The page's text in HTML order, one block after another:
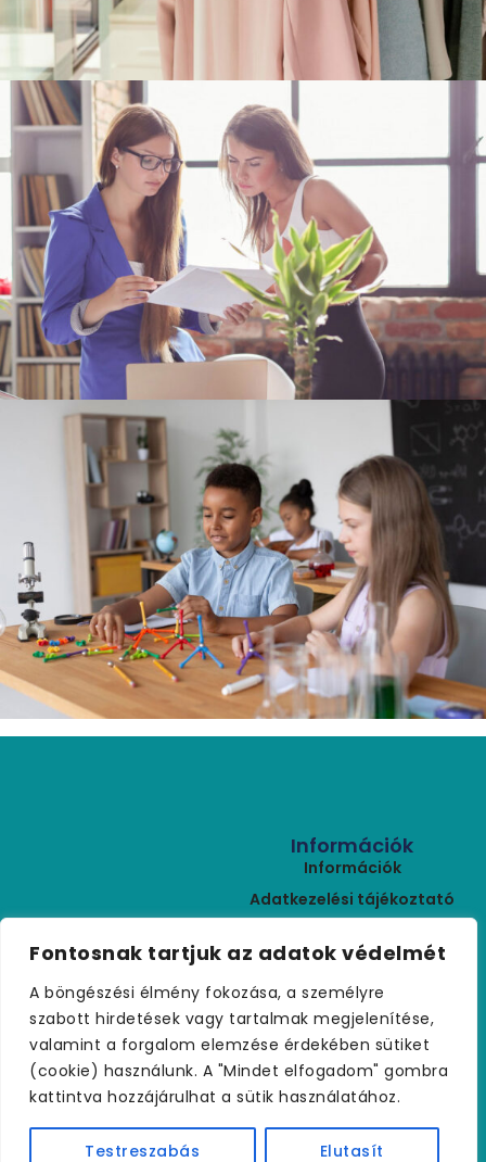
Fontosnak tartjuk az adatok védelmét
A böngészési élmény fokozása, a személyre
szabott hirdetések vagy tartalmak megjelenítése,
valamint a forgalom elemzése érdekében sütiket
(cookie) használunk. A "Mindet elfogadom" gombra
kattintva hozzájárulhat a sütik használatához.
Testreszabás Elutasít
Kapcsolat
+36 (30) 459 9970
palmakerteszet@gmail.com
Információk
Információk
Adatkezelési tájékoztató
Rólunk
Szállítási feltételek
Visszaküldés
Kapcsolat